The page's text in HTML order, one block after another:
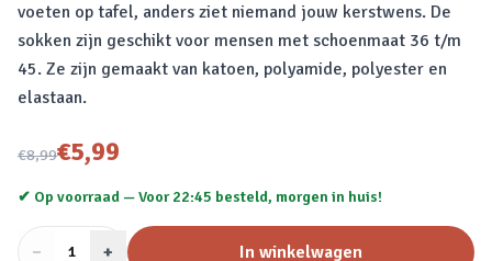
voeten op tafel, anders ziet niemand jouw kerstwens. De
sokken zijn geschikt voor mensen met schoenmaat 36 t/m
45. Ze zijn gemaakt van katoen, polyamide, polyester en
elastaan.
€8,99
Nu voor
€5,99
✔ Op voorraad —Voor 22:45 besteld, morgen in huis!
− Aantal
1 + In winkelwagen